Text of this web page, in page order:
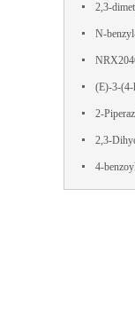
one2,3-
N-
(E)-3-(4-
enedioic acid
2-
2,3-
acid4-